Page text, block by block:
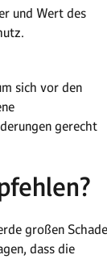
und Wert des
sich vor den
gerecht
großen
dass die